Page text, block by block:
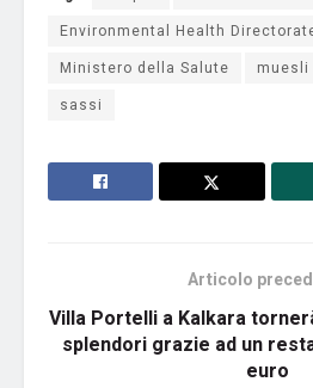
Environmental Health
Ministero della Salute
muesli
sassi
Articolo
Villa Portelli a Kalkara
splendori grazie ad un
euro